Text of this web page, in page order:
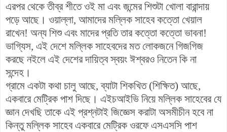
এরপর থেকে তীব্র শীতে ওই মা এবং জন্মের শিশুটা খোলা বারান্দায়
পড়ে আছে। ওয়াল্লা, আমাদের মল্লিক সাহেব কত্তো খেয়াল
রাখেন! অন্য শিশু এবং মাদের প্রতি তার কত্তো কত্তো ভাবনা!
ভাগ্যিস, এই দেশে মল্লিক সাহেবদের মত লোকজনে গিজগিজ
করছে নইলে এই দেশের দায়িত্ব স্বয়ং ঈশ্বরও নিতেন কি না
সন্দেহ।
গ্রামে একটা কথা চালু আছে, ব্যাটা শিকখিত (শিক্ষিত) আছে,
একবারে মেট্রিক পাশ দিছে। এইচআইভি নিয়ে মল্লিক সাহেবের যে
জ্ঞান দেখছি তাকে এই প্রশ্নটাই জিজ্ঞেস করাটা অসমীচীন হবে না
কিন্তু মল্লিক সাহেব একবারে মেট্রিক ওরফে এসএসসি পাশ